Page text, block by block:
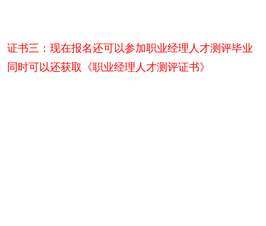
证书三：现在报名还可以参加职业经理人才测评毕业
同时可以还获取《职业经理人才测评证书》